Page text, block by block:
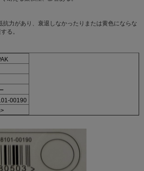
抗力があり、衰退しなかったりまたは黄色にならな
る。
00190